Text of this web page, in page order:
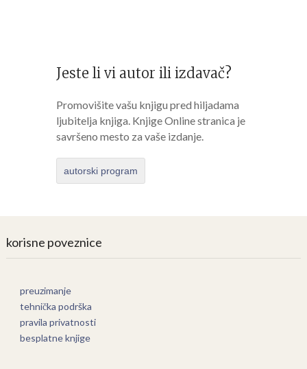
Jeste li vi autor ili izdavač?
Promovišite vašu knjigu pred hiljadama
ljubitelja knjiga. Knjige Online stranica je
savršeno mesto za vaše izdanje.
autorski program
korisne poveznice
preuzimanje
tehnička podrška
pravila privatnosti
besplatne knjige